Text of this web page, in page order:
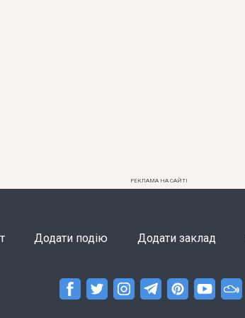
РЕКЛАМА НА САЙТІ
Додати подію Додати заклад